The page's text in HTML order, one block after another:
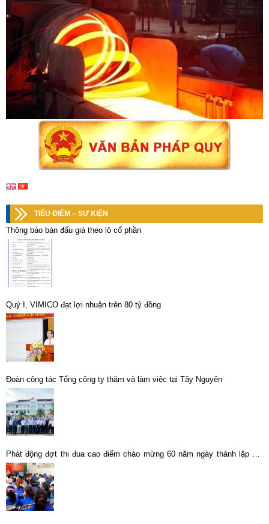
TIÊU ĐIỂM – SỰ KIỆN
Thông báo bán đấu giá theo lô cổ phần
Quý I, VIMICO đạt lợi nhuận trên 80 tỷ đồng
Đoàn công tác Tổng công ty thăm và làm việc tại Tây Nguyên
Phát động đợt thi đua cao điểm chào mừng 60 năm ngày thành lập Mỏ
thiếc Tĩnh Túc và 20 năm ngày thành lập Tổng Công ty Khoáng sản